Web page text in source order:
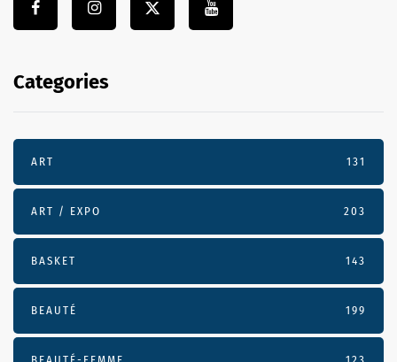
Categories
ART 131
ART / EXPO 203
BASKET 143
BEAUTÉ 199